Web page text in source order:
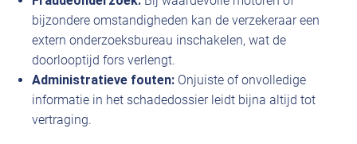
bijzondere omstandigheden kan de verzekeraar een
extern onderzoeksbureau inschakelen, wat de
doorlooptijd fors verlengt.
Administratieve fouten: Onjuiste of onvolledige
informatie in het schadedossier leidt bijna altijd tot
vertraging.